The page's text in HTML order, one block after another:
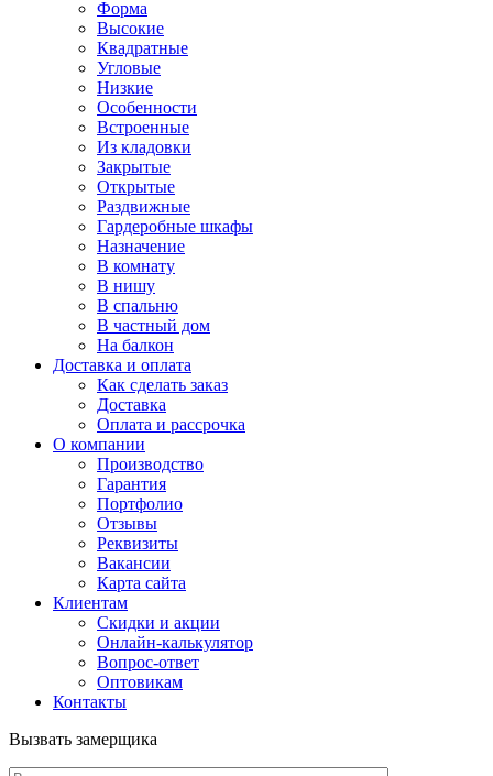
Форма
Высокие
Квадратные
Угловые
Низкие
Особенности
Встроенные
Из кладовки
Закрытые
Открытые
Раздвижные
Гардеробные шкафы
Назначение
В комнату
В нишу
В спальню
В частный дом
На балкон
Доставка и оплата
Как сделать заказ
Доставка
Оплата и рассрочка
О компании
Производство
Гарантия
Портфолио
Отзывы
Реквизиты
Вакансии
Карта сайта
Клиентам
Скидки и акции
Онлайн-калькулятор
Вопрос-ответ
Оптовикам
Контакты
Вызвать замерщика